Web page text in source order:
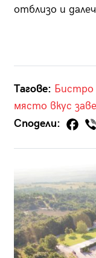
отблизо и
Тагове: Бистро
място вкус
Сподели: